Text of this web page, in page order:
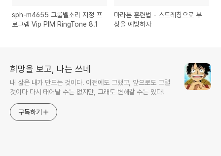
sph-m4655 그룹벨소리 지정 프
로그램 Vip PIM RingTone 8.1
마라톤 훈련법 - 스트레칭으로 부
상을 예방하자
희망을 보고, 나는 쓰네
내 삶은 내가 만드는 것이다. 이전에도 그랬고, 앞으로도 그럴
것이다 다시 태어날 수는 없지만, 그래도 변해갈 수는 있다!
구독하기